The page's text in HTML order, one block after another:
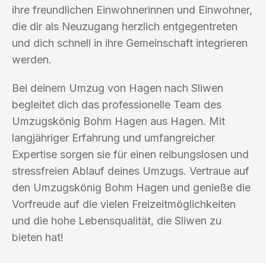
ihre freundlichen Einwohnerinnen und Einwohner,
die dir als Neuzugang herzlich entgegentreten
und dich schnell in ihre Gemeinschaft integrieren
werden.
Bei deinem Umzug von Hagen nach Sliwen
begleitet dich das professionelle Team des
Umzugskönig Bohm Hagen aus Hagen. Mit
langjähriger Erfahrung und umfangreicher
Expertise sorgen sie für einen reibungslosen und
stressfreien Ablauf deines Umzugs. Vertraue auf
den Umzugskönig Bohm Hagen und genieße die
Vorfreude auf die vielen Freizeitmöglichkeiten
und die hohe Lebensqualität, die Sliwen zu
bieten hat!